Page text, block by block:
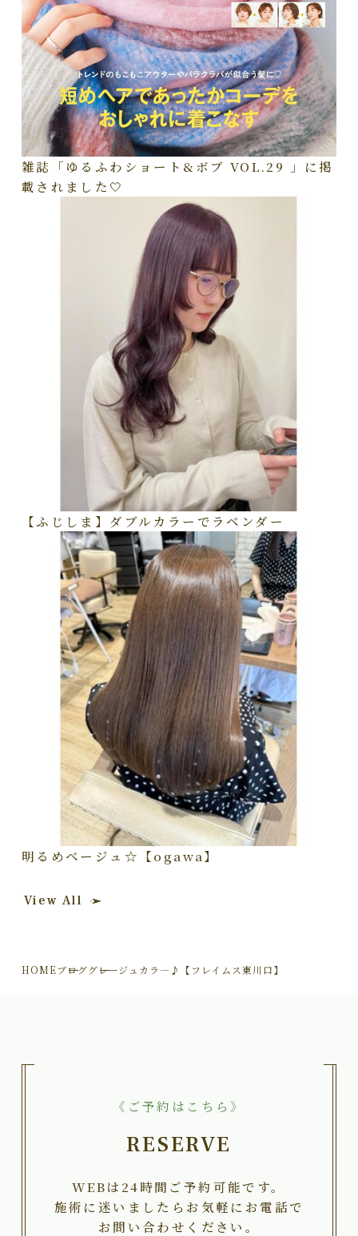
雑誌「ゆるふわショート&ボブ VOL.29 」に掲
載されました🤍
【ふじしま】ダブルカラーでラベンダー
明るめベージュ☆【ogawa】
View All
HOMEブロググレージュカラ―♪【フレイムス東川口】
《ご予約はこちら》
RESERVE
WEBは24時間ご予約可能です。
施術に迷いましたらお気軽にお電話で
お問い合わせください。